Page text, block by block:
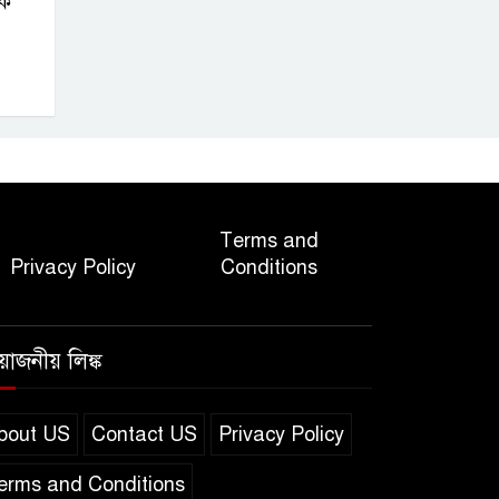
Privacy Policy
Terms and
Conditions
লিঙ্ক
US Contact US Privacy Policy
and Conditions